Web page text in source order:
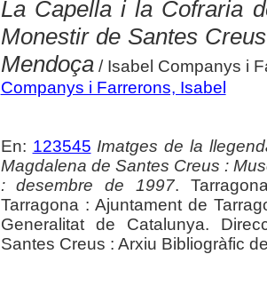
La Capella i la Cofraria
Monestir de Santes
Mendoça/ Isabel Companys i
Companys i Farrerons, Isabel
En: 123545 Imatges de la
Magdalena de Santes Creus :
: desembre de 1997.
Tarragona : Ajuntament de
Generalitat de Catalunya.
Santes Creus : Arxiu Bibliogràfic